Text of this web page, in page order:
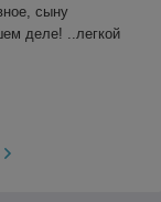
сыну
деле! ..легкой